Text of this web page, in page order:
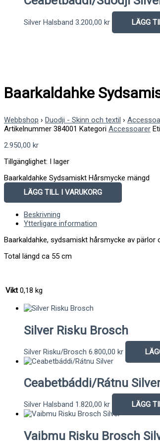
Silver Halsband 3.200,00 kr LÄGG
Baarkaldahke
Webbshop › Duodji - Skinn och textil ›
Artikelnummer 384001 Kategori Accessoarer
2.950,00 kr
Tillgänglighet:
I lager
Baarkaldahke Sydsamiskt Hårsmycke mängd
LÄGG TILL I VARUKORG
Beskrivning
Ytterligare information
Baarkaldahke, sydsamiskt hårsmycke av pärlor
Total längd ca 55 cm
Vikt 0,18 kg
Silver Risku Brosch
Silver Risku/Brosch 6.800,00 kr
Ceabetbáddi/Rátnu
Silver Halsband 1.820,00 kr LÄGG
Vaibmu Risku Brosch